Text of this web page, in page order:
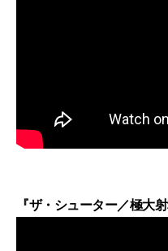
『ザ・シューター／極大